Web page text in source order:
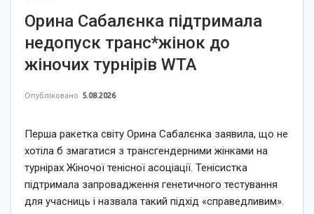
Орина Сабалєнка підтримала
недопуск транс*жінок до
жіночих турнірів WTA
Опубліковано 5.08.2026
Перша ракетка світу Орина Сабалєнка заявила, що не
хотіла б змагатися з трансгендерними жінками на
турнірах Жіночої тенісної асоціації. Тенісистка
підтримала запровадження генетичного тестування
для учасниць і назвала такий підхід «справедливим».